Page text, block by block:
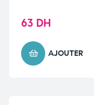
63 DH
AJOUTER